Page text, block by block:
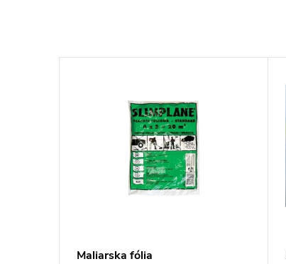
Maliarska fólia